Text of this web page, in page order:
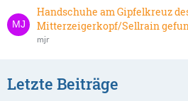
Handschuhe am Gipfelkreuz
Mitterzeigerkopf/Sellrain
mjr
Letzte Beiträge